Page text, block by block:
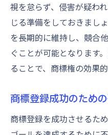
視を怠らず、侵害が疑わ
じる準備をしておきまし
を長期的に維持し、競合
ぐことが可能となります
ることで、商標権の効果
商標登録成功のため
商標登録を成功させるた